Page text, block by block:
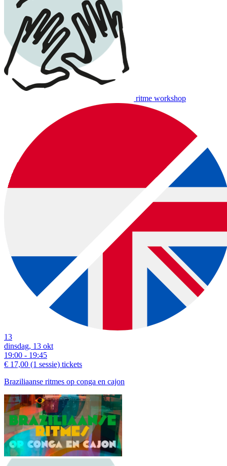
ritme workshop
13
dinsdag, 13 okt
19:00 - 19:45
€ 17,00 (1 sessie) tickets
Braziliaanse ritmes op conga en cajon